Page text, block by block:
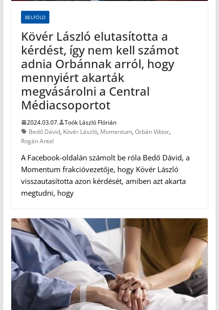
BELFÖLD
Kövér László elutasította a
kérdést, így nem kell számot
adnia Orbánnak arról, hogy
mennyiért akarták
megvásárolni a Central
Médiacsoportot
2024.03.07.
Toók László Flórián
Bedő Dávid, Kövér László, Momentum,Orbán Viktor,
Rogán Antal
A Facebook-oldalán számolt be róla Bedő Dávid, a
Momentum frakcióvezetője, hogy Kövér László
visszautasította azon kérdését, amiben azt akarta
megtudni, hogy